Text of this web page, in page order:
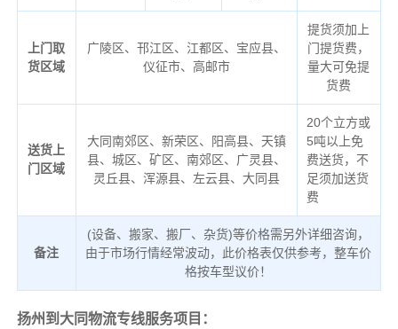
上门取
货区域
广陵区、邗江区、江都区、宝应县、
仪征市、高邮市
提货须加上
门提货费，
量大可免提
货费
送货上
门区域
大同南郊区、新荣区、阳高县、天镇
县、城区、矿区、南郊区、广灵县、
灵丘县、浑源县、左云县、大同县
20个立方或
5吨以上免
费送货，不
足须加送货
费
备注
(设备、搬家、搬厂、杂货)等价格需另外详细咨询，
由于市场行情经常波动，此价格表仅供参考，整车价
格按车型议价！
扬州到大同物流专线服务项目：